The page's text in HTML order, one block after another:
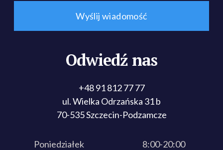
Odwiedź nas
+48 91 812 77 77
ul. Wielka Odrzańska 31 b
70-535 Szczecin-Podzamcze
Poniedziałek
8:00-20:00